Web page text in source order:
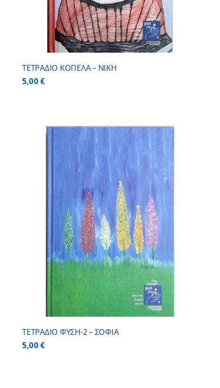
ΤΕΤΡΑΔΙΟ ΚΟΠΕΛΑ – ΝΙΚΗ
5,00€
ΤΕΤΡΑΔΙΟ ΦΥΣΗ-2 – ΣΟΦΙΑ
5,00€